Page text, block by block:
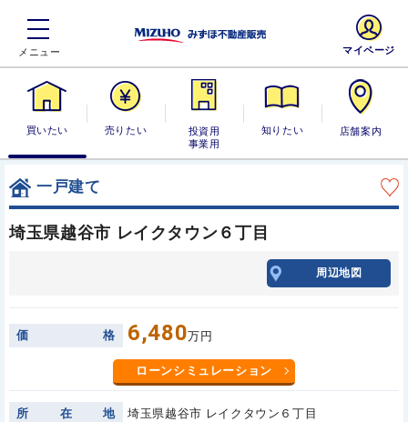
買いたい 売りたい
投資用・事業
用
知りたい 店舗案内
マイページ
一戸建て
埼玉県越谷市 レイクタウン６丁目
周辺地図
価 格 6,480万円
ローンシミュレーション
所 在 地 埼玉県越谷市 レイクタウン６丁目